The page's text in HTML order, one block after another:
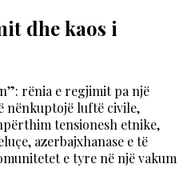
dhe kaos i
rënia e regjimit pa një
nënkuptojë luftë civile,
tensionesh etnike,
azerbajxhanase e të
e tyre në një vakum